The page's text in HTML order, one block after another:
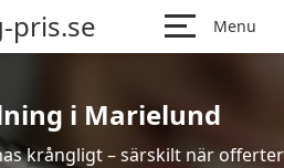
pris.se Menu
i Marielund
krångligt – särskilt när offerter